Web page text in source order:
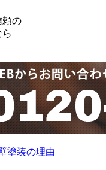
頼の
塗装の理由